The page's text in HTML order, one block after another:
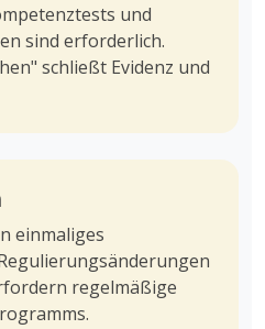
und
sind erforderlich.
schließt Evidenz und
einmaliges
regelmäßige